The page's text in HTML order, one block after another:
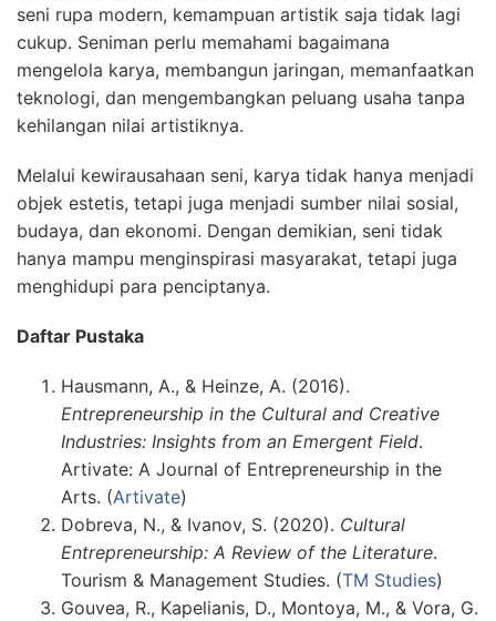
seni rupa modern, kemampuan artistik saja tidak lagi
cukup. Seniman perlu memahami bagaimana
mengelola karya, membangun jaringan, memanfaatkan
teknologi, dan mengembangkan peluang usaha tanpa
kehilangan nilai artistiknya.
Melalui kewirausahaan seni, karya tidak hanya menjadi
objek estetis, tetapi juga menjadi sumber nilai sosial,
budaya, dan ekonomi. Dengan demikian, seni tidak
hanya mampu menginspirasi masyarakat, tetapi juga
menghidupi para penciptanya.
Daftar Pustaka
Hausmann, A., & Heinze, A. (2016).
Entrepreneurship in the Cultural and Creative
Industries: Insights from an Emergent Field.
Artivate: A Journal of Entrepreneurship in the
Arts. (Artivate)
Dobreva, N., & Ivanov, S. (2020). Cultural
Entrepreneurship: A Review of the Literature.
Tourism & Management Studies. (TM Studies)
Gouvea, R., Kapelianis, D., Montoya, M., & Vora, G.